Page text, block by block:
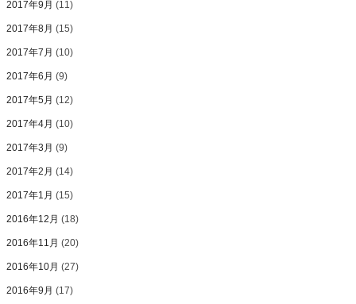
2017年9月 (11)
2017年8月 (15)
2017年7月 (10)
2017年6月 (9)
2017年5月 (12)
2017年4月 (10)
2017年3月 (9)
2017年2月 (14)
2017年1月 (15)
2016年12月 (18)
2016年11月 (20)
2016年10月 (27)
2016年9月 (17)